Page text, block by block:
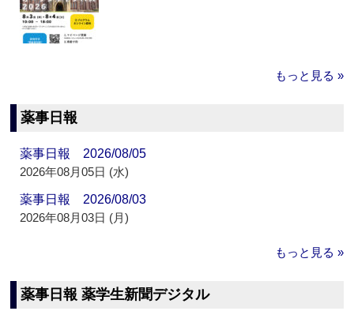
もっと見る »
薬事日報
薬事日報 2026/08/05
2026年08月05日 (水)
薬事日報 2026/08/03
2026年08月03日 (月)
もっと見る »
薬事日報 薬学生新聞デジタル